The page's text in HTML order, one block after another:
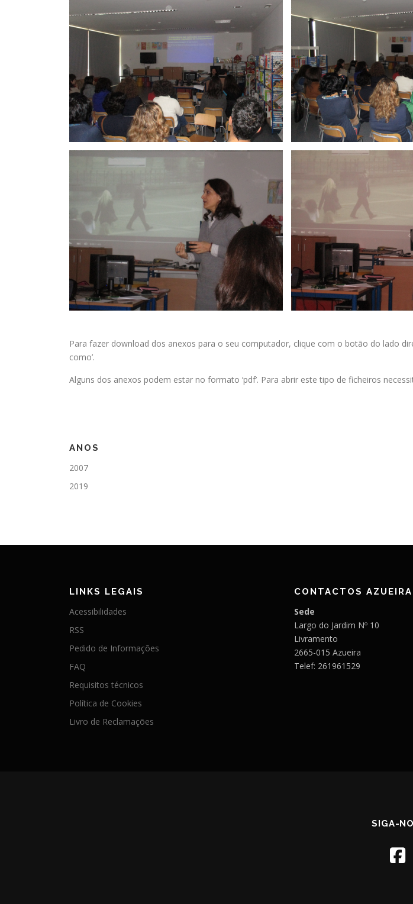
Para fazer download dos anexos para o seu computador, clique com o botão do lado
como’.
Alguns dos anexos podem estar no formato ‘pdf’. Para abrir este tipo de ficheiros
ANOS
2007
2019
LINKS LEGAIS
Acessibilidades
RSS
Pedido de Informações
FAQ
Requisitos técnicos
Política de Cookies
Livro de Reclamações
CONTACTOS AZUEIRA
Sede
Largo do Jardim Nº 10
Livramento
2665-015 Azueira
Telef: 261961529
SIGA-